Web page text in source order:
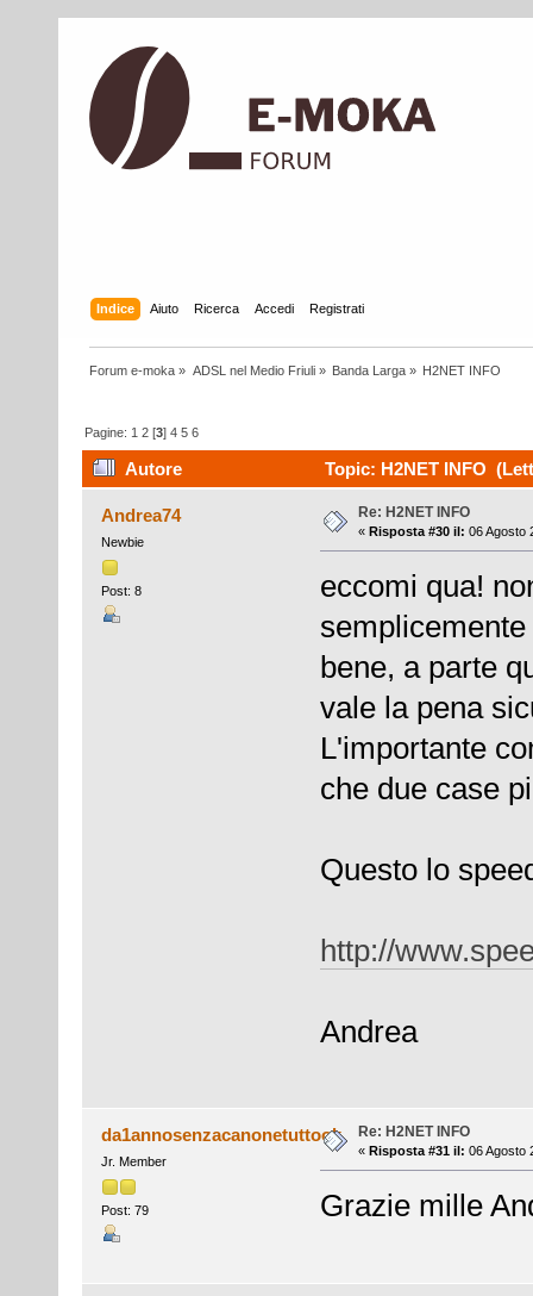
Indice Aiuto Ricerca Accedi Registrati
Forum e-moka » ADSL nel Medio Friuli» Banda Larga» H2NET INFO
Pagine: 1 2 [3]4 5 6
Autore Topic: H2NET INFO
Andrea74
Newbie
Post: 8
Re: H2NET INFO
« Risposta #30 il: 06 Agosto
eccomi qua!
bene, a parte
vale la pena
L'importante
che due case
Questo lo
http://
Andrea
da1annosenzacanonetuttook
Jr. Member
Post: 79
Re: H2NET INFO
« Risposta #31 il: 06 Agosto
Grazie mille